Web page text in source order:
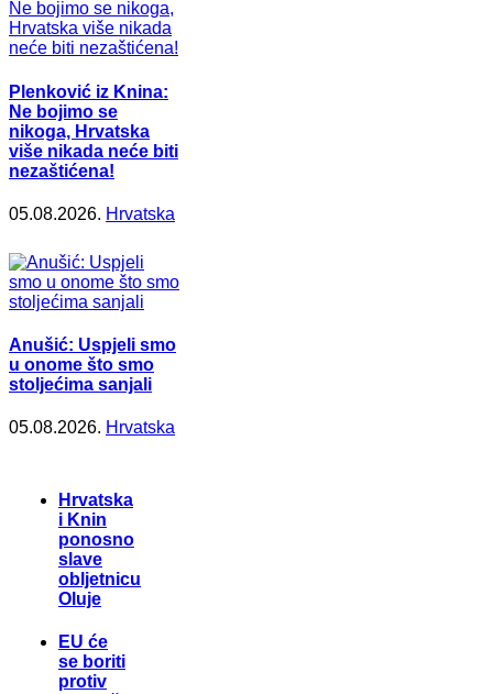
Plenković iz Knina:
Ne bojimo se
nikoga, Hrvatska
više nikada neće biti
nezaštićena!
05.08.2026. Hrvatska
Anušić: Uspjeli smo
u onome što smo
stoljećima sanjali
05.08.2026. Hrvatska
Hrvatska
i Knin
ponosno
slave
obljetnicu
Oluje
EU će
se boriti
protiv